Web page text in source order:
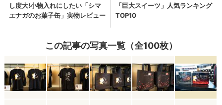
この記事の写真一覧（全100枚）